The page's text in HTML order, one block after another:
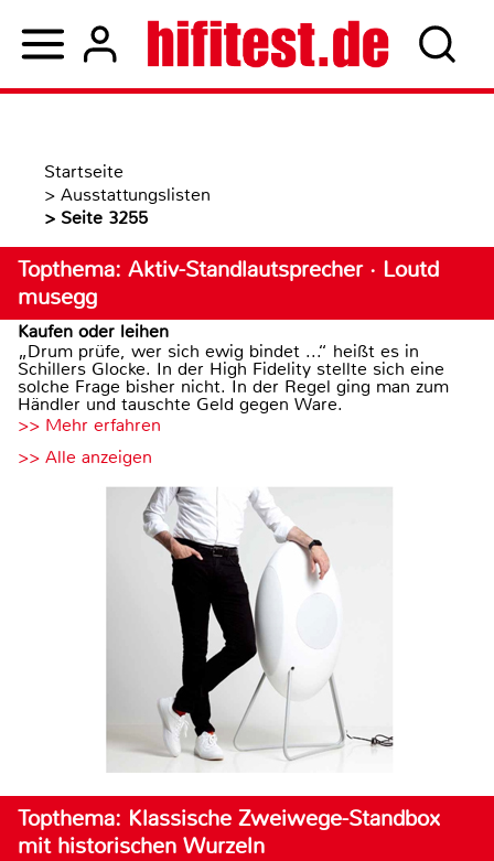
Startseite
> Ausstattungslisten
> Seite 3255
Topthema: Aktiv-Standlautsprecher · Loutd
musegg
Kaufen oder leihen
„Drum prüfe, wer sich ewig bindet ...“ heißt es in
Schillers Glocke. In der High Fidelity stellte sich eine
solche Frage bisher nicht. In der Regel ging man zum
Händler und tauschte Geld gegen Ware.
>> Mehr erfahren
>> Alle anzeigen
Topthema: Klassische Zweiwege-Standbox
mit historischen Wurzeln